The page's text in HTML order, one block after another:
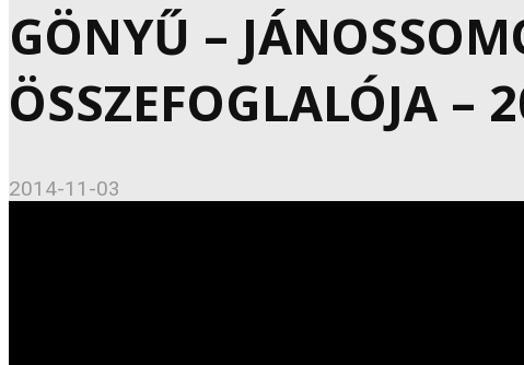
GÖNYŰ –
ÖSSZEFOGLALÓJA –
2014-11-03